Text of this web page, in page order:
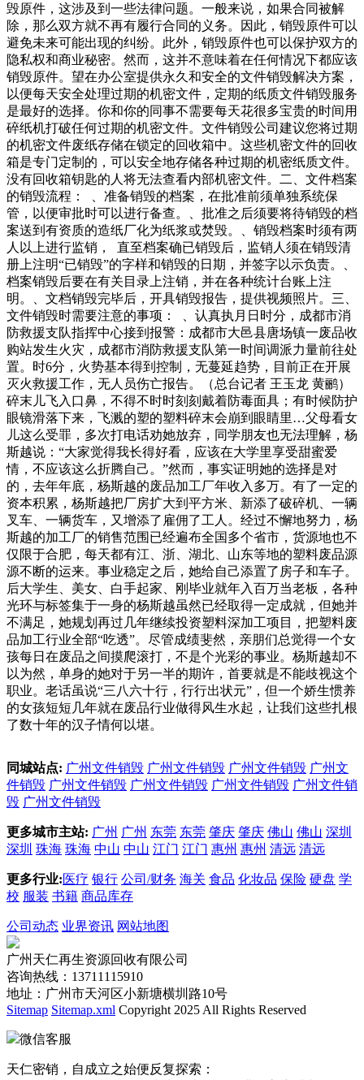
毁原件，这涉及到一些法律问题。一般来说，如果合同被解
除，那么双方就不再有履行合同的义务。因此，销毁原件可以
避免未来可能出现的纠纷。此外，销毁原件也可以保护双方的
隐私权和商业秘密。然而，这并不意味着在任何情况下都应该
销毁原件。望在办公室提供永久和安全的文件销毁解决方案，
以便每天安全处理过期的机密文件，定期的纸质文件销毁服务
是最好的选择。你和你的同事不需要每天花很多宝贵的时间用
碎纸机打破任何过期的机密文件。文件销毁公司建议您将过期
的机密文件废纸存储在锁定的回收箱中。这些机密文件的回收
箱是专门定制的，可以安全地存储各种过期的机密纸质文件。
没有回收箱钥匙的人将无法查看内部机密文件。二、文件档案
的销毁流程： 、准备销毁的档案，在批准前须单独系统保
管，以便审批时可以进行备查。、批准之后须要将待销毁的档
案送到有资质的造纸厂化为纸浆或焚毁。、销毁档案时须有两
人以上进行监销， 直至档案确已销毁后，监销人须在销毁清
册上注明“已销毁”的字样和销毁的日期，并签字以示负责。、
档案销毁后要在有关目录上注销，并在各种统计台账上注
明。、文档销毁完毕后，开具销毁报告，提供视频照片。三、
文件销毁时需要注意的事项： 、认真执月日时分，成都市消
防救援支队指挥中心接到报警：成都市大邑县唐场镇一废品收
购站发生火灾，成都市消防救援支队第一时间调派力量前往处
置。时6分，火势基本得到控制，无蔓延趋势，目前正在开展
灭火救援工作，无人员伤亡报告。（总台记者 王玉龙 黄鹂）
碎末儿飞入口鼻，不得不时时刻刻戴着防毒面具；有时候防护
眼镜滑落下来，飞溅的塑的塑料碎末会崩到眼睛里…父母看女
儿这么受罪，多次打电话劝她放弃，同学朋友也无法理解，杨
斯越说：“大家觉得我长得好看，应该在大学里享受甜蜜爱
情，不应该这么折腾自己。”然而，事实证明她的选择是对
的，去年年底，杨斯越的废品加工厂年收入多万。有了一定的
资本积累，杨斯越把厂房扩大到平方米、新添了破碎机、一辆
叉车、一辆货车，又增添了雇佣了工人。经过不懈地努力，杨
斯越的加工厂的销售范围已经遍布全国多个省市，货源地也不
仅限于合肥，每天都有江、浙、湖北、山东等地的塑料废品源
源不断的运来。事业稳定之后，她给自己添置了房子和车子。
后大学生、美女、白手起家、刚毕业就年入百万当老板，各种
光环与标签集于一身的杨斯越虽然已经取得一定成就，但她并
不满足，她规划再过几年继续投资塑料深加工项目，把塑料废
品加工行业全部“吃透”。尽管成绩斐然，亲朋们总觉得一个女
孩每日在废品之间摸爬滚打，不是个光彩的事业。杨斯越却不
以为然，单身的她对于另一半的期许，首要就是不能歧视这个
职业。老话虽说“三八六十行，行行出状元”，但一个娇生惯养
的女孩短短几年就在废品行业做得风生水起，让我们这些扎根
了数十年的汉子情何以堪。
同城站点: 广州文件销毁 广州文件销毁 广州文件销毁 广州文
件销毁 广州文件销毁 广州文件销毁 广州文件销毁 广州文件销
毁 广州文件销毁
更多城市主站: 广州 广州 东莞 东莞 肇庆 肇庆 佛山 佛山 深圳
深圳 珠海 珠海 中山 中山 江门 江门 惠州 惠州 清远 清远
更多行业:医疗 银行 公司/财务 海关 食品 化妆品 保险 硬盘 学
校 服装 书籍 商品库存
公司动态 业界资讯 网站地图
广州天仁再生资源回收有限公司
咨询热线：13711115910
地址：广州市天河区小新塘横圳路10号
Sitemap Sitemap.xml Copyright 2025 All Rights Reserved
微信客服
天仁密销，自成立之始便反复探索：